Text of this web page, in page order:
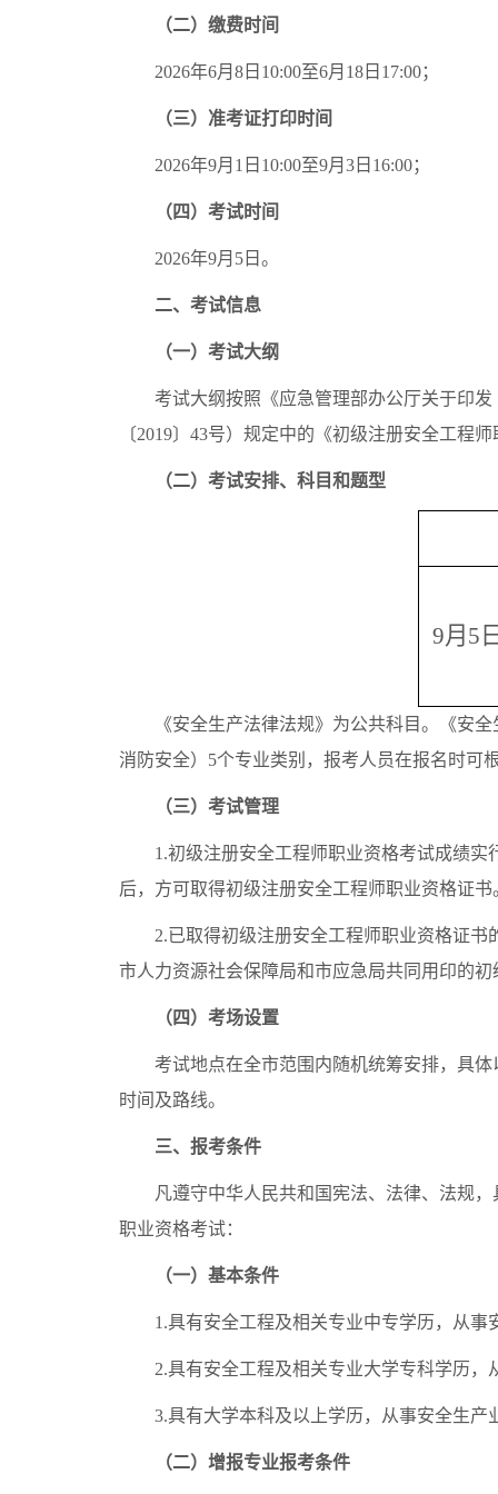
（二）缴费时间
2026年6月8日10:00至6月18日17:00；
（三）准考证打印时间
2026年9月1日10:00至9月3日16:00；
（四）考试时间
2026年9月5日。
二、考试信息
（一）考试大纲
考试大纲按照《应急管理部办公厅关于印发
〔2019〕43号）规定中的《初级注册安全工程
（二）考试安排、科目和题型
9月5
《安全生产法律法规》为公共科目。《安全
消防安全）5个专业类别，报考人员在报名时可
（三）考试管理
1.初级注册安全工程师职业资格考试成绩实
后，方可取得初级注册安全工程师职业资格证书
2.已取得初级注册安全工程师职业资格证书
市人力资源社会保障局和市应急局共同用印的
（四）考场设置
考试地点在全市范围内随机统筹安排，具体
时间及路线。
三、报考条件
凡遵守中华人民共和国宪法、法律、法规，
职业资格考试：
（一）基本条件
1.具有安全工程及相关专业中专学历，从事
2.具有安全工程及相关专业大学专科学历，
3.具有大学本科及以上学历，从事安全生产
（二）增报专业报考条件